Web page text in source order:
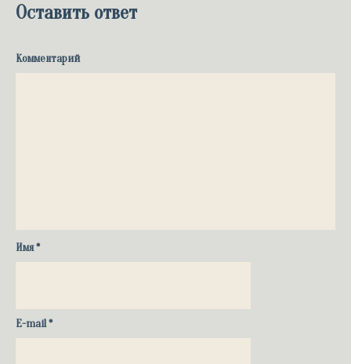
Оставить ответ
Комментарий
Имя*
E-mail*